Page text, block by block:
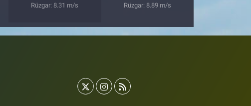
Rüzgar: 8.31 m/s
Rüzgar: 8.89 m/s